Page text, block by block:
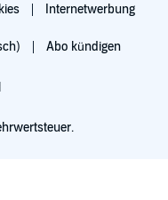
Internetwerbung
Abo kündigen